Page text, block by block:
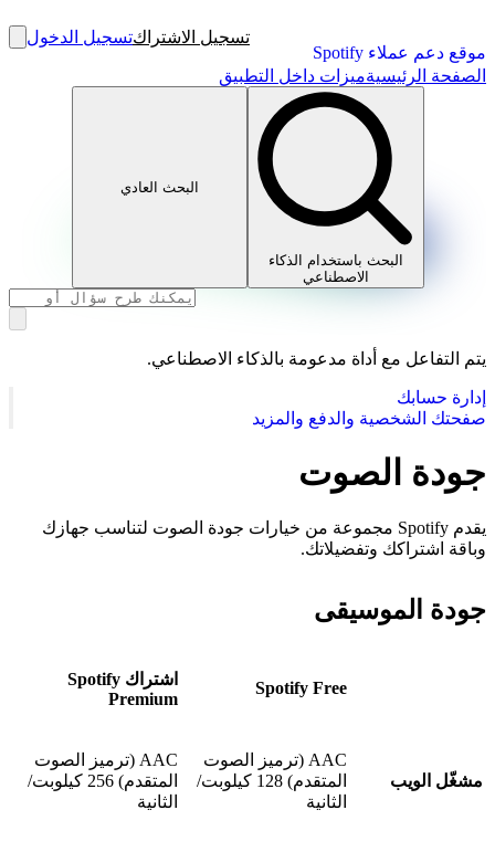
موقع دعم عملاء Spotify
تسجيل الاشتراكتسجيل الدخول
الصفحة الرئيسيةميزات داخل التطبيق
البحث باستخدام الذكاء
الاصطناعي
البحث العادي
يتم التفاعل مع أداة مدعومة بالذكاء الاصطناعي.
إدارة حسابك
صفحتك الشخصية والدفع والمزيد
جودة الصوت
يقدم Spotify مجموعة من خيارات جودة الصوت لتناسب جهازك
وباقة اشتراكك وتفضيلاتك.
جودة الموسيقى
Spotify Free
اشتراك Spotify
Premium
مشغّل الويب
AAC (ترميز الصوت
المتقدم) 128 كيلوبت/
الثانية
AAC (ترميز الصوت
المتقدم) 256 كيلوبت/
الثانية